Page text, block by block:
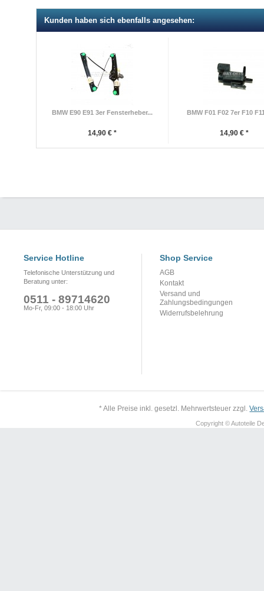
Kunden haben sich ebenfalls angesehen:
BMW E90 E91 3er Fensterheber...
14,90 € *
BMW F01 F02 7er F10
14,90 € *
Service Hotline
Telefonische Unterstützung und
Beratung unter:
0511 - 89714620
Mo-Fr, 09:00 - 18:00 Uhr
Shop Service
AGB
Kontakt
Versand und
Zahlungsbedingungen
Widerrufsbelehrung
* Alle Preise inkl. gesetzl. Mehrwertsteuer zzgl.
Copyright © Autoteile